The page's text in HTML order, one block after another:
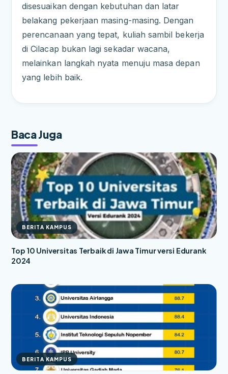
disesuaikan dengan kebutuhan dan latar
belakang pekerjaan masing-masing. Dengan
perencanaan yang tepat, kuliah sambil bekerja
di Cilacap bukan lagi sekadar wacana,
melainkan langkah nyata menuju masa depan
yang lebih baik.
Baca Juga
BERITA KAMPUS
Top 10 Universitas Terbaik di Jawa Timur versi Edurank
2024
BERITA KAMPUS